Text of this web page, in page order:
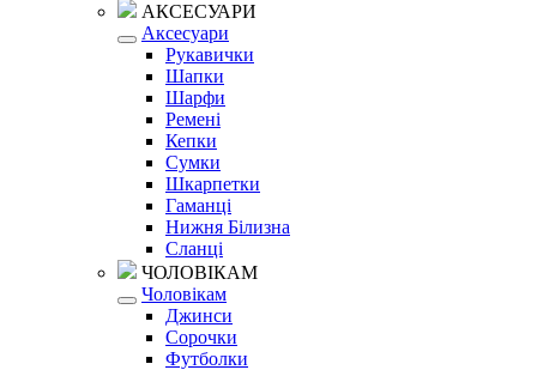
АКСЕСУАРИ
Аксесуари
Рукавички
Шапки
Шарфи
Ремені
Кепки
Сумки
Шкарпетки
Гаманці
Нижня Білизна
Сланці
ЧОЛОВІКАМ
Чоловікам
Джинси
Сорочки
Футболки